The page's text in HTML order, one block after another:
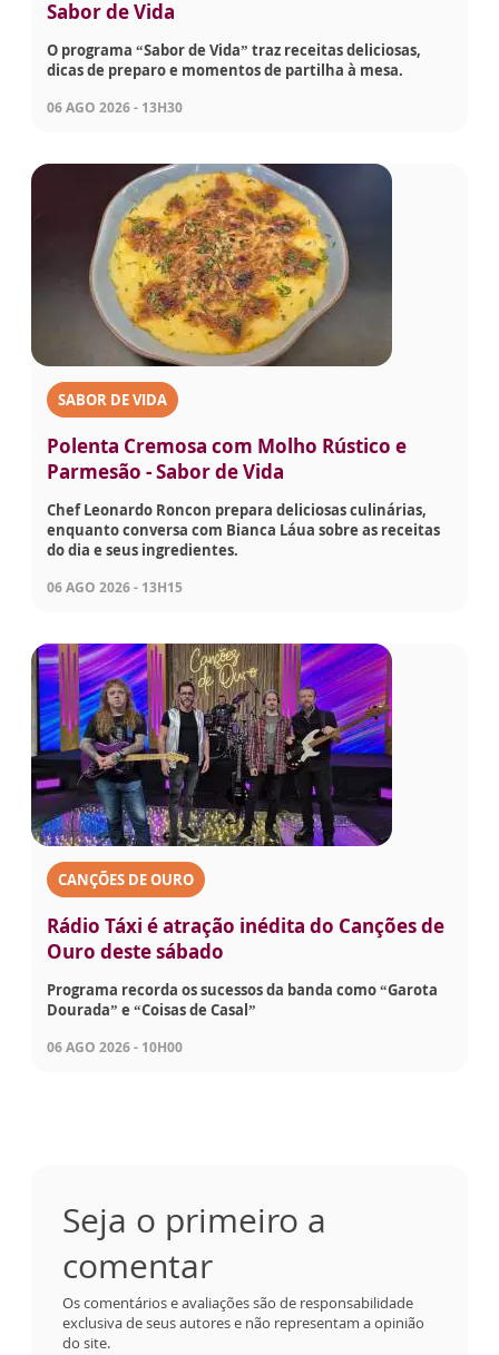
Sabor de Vida
O programa “Sabor de Vida” traz receitas deliciosas,
dicas de preparo e momentos de partilha à mesa.
06 AGO 2026 - 13H30
SABOR DE VIDA
Polenta Cremosa com Molho Rústico e
Parmesão - Sabor de Vida
Chef Leonardo Roncon prepara deliciosas culinárias,
enquanto conversa com Bianca Láua sobre as receitas
do dia e seus ingredientes.
06 AGO 2026 - 13H15
CANÇÕES DE OURO
Rádio Táxi é atração inédita do Canções de
Ouro deste sábado
Programa recorda os sucessos da banda como “Garota
Dourada” e “Coisas de Casal”
06 AGO 2026 - 10H00
Seja o primeiro a
comentar
Os comentários e avaliações são de responsabilidade
exclusiva de seus autores e não representam a opinião
do site.